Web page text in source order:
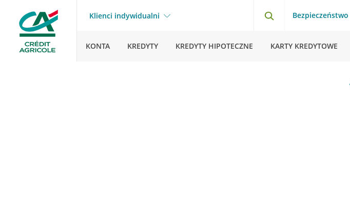
Klienci indywidualni Bezpieczeństwo
KONTA KREDYTY KREDYTY HIPOTECZNE KARTY KREDYTOWE